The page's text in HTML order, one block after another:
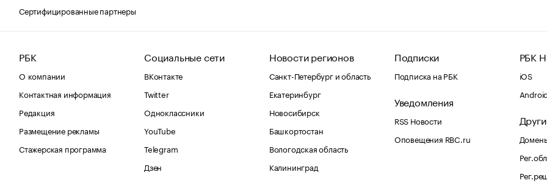
Сертифицированные партнеры
РБК
О компании
Контактная информация
Редакция
Размещение рекламы
Стажерская программа
Социальные сети
ВКонтакте
Twitter
Одноклассники
YouTube
Telegram
Дзен
Новости регионов
Санкт-Петербург и область
Екатеринбург
Новосибирск
Башкортостан
Вологодская область
Калининград
Подписки
Подписка на РБК
Уведомления
RSS Новости
Оповещения RBC.ru
РБК
iOS